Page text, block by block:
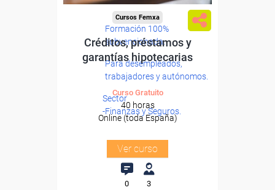
Formación 100%
subvencionada.
Para desempleados,
trabajadores y autónomos.
Sector
-Finanzas y Seguros.
Cursos Femxa
Créditos, préstamos y
garantías hipotecarias
Curso Gratuito
40 horas
Online (toda España)
Ver curso
0 3